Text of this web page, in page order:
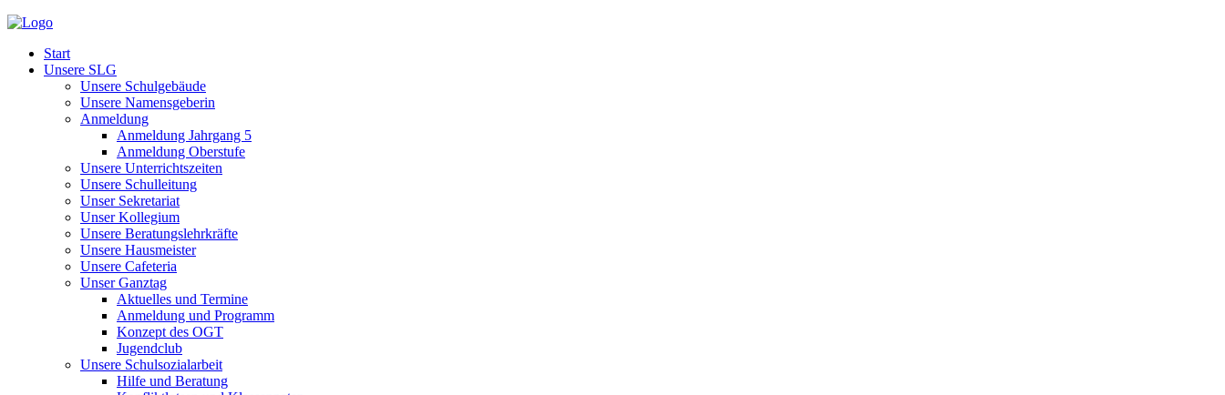
Start
Unsere SLG
Unsere Schulgebäude
Unsere Namensgeberin
Anmeldung
Anmeldung Jahrgang 5
Anmeldung Oberstufe
Unsere Unterrichtszeiten
Unsere Schulleitung
Unser Sekretariat
Unser Kollegium
Unsere Beratungslehrkräfte
Unsere Hausmeister
Unsere Cafeteria
Unser Ganztag
Aktuelles und Termine
Anmeldung und Programm
Konzept des OGT
Jugendclub
Unsere Schulsozialarbeit
Hilfe und Beratung